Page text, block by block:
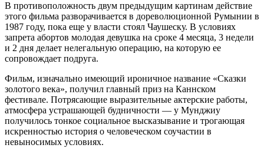
В противоположность двум предыдущим картинам действие
этого фильма разворачивается в дореволюционной Румынии в
1987 году, пока еще у власти стоял Чаушеску. В условиях
запрета абортов молодая девушка на сроке 4 месяца, 3 недели
и 2 дня делает нелегальную операцию, на которую ее
сопровождает подруга.
Фильм, изначально имеющий ироничное название «Сказки
золотого века», получил главный приз на Каннском
фестивале. Потрясающие выразительные актерские работы,
атмосфера устрашающей будничности — у Мунджиу
получилось тонкое социальное высказывание и трогающая
искренностью история о человеческом соучастии в
невыносимых условиях.